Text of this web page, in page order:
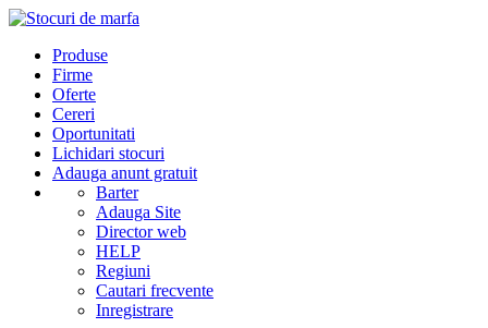
Produse
Firme
Oferte
Cereri
Oportunitati
Lichidari stocuri
Adauga anunt gratuit
Barter
Adauga Site
Director web
HELP
Regiuni
Cautari frecvente
Inregistrare